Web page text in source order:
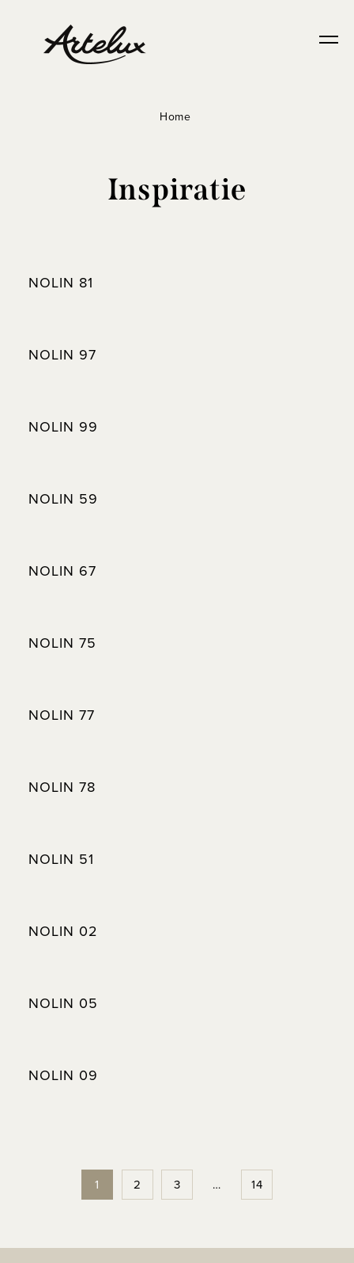
Home
Inspiratie
NOLIN 81
NOLIN 97
NOLIN 99
NOLIN 59
NOLIN 67
NOLIN 75
NOLIN 77
NOLIN 78
NOLIN 51
NOLIN 02
NOLIN 05
NOLIN 09
1 2 3 … 14